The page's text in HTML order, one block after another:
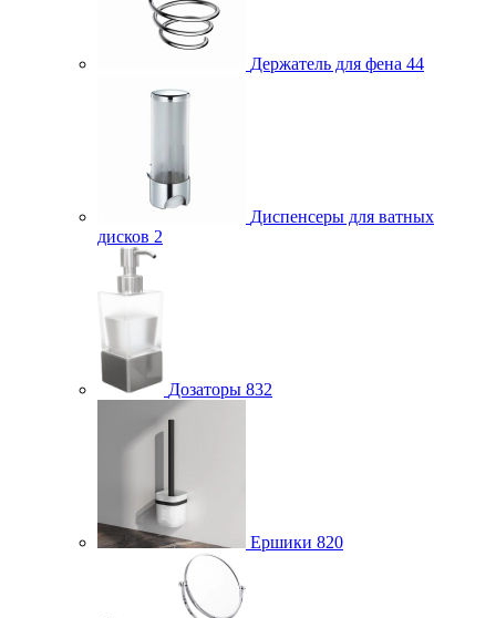
Держатель для фена 44
Диспенсеры для ватных
дисков 2
Дозаторы 832
Ершики 820